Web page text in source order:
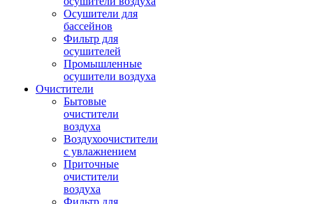
Осушители для
бассейнов
Фильтр для
осушителей
Промышленные
осушители воздуха
Очистители
Бытовые
очистители
воздуха
Воздухоочистители
с увлажнением
Приточные
очистители
воздуха
Фильтр для